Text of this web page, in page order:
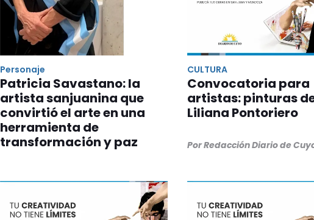
Personaje
Patricia Savastano: la
artista sanjuanina que
convirtió el arte en una
herramienta de
transformación y paz
CULTURA
Convocatoria para
artistas: pinturas
Liliana Pontoriero
Por Redacción Diario de